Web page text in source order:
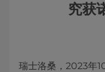
究获
瑞士洛桑，2023年